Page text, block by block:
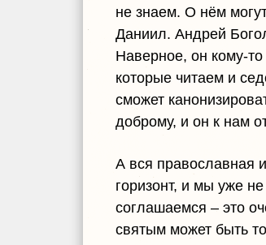
не знаем. О нём
Даниил. Андрей
Наверное, он кому-
которые читаем и
сможет
доброму, и он к нам
А вся православная
горизонт, и мы уже
соглашаемся – это
святым может быть